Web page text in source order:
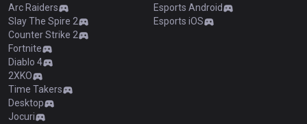
Arc Raiders
Slay The Spire 2
Counter Strike 2
Fortnite
Diablo 4
2XKO
Time Takers
Desktop
Jocuri
Esports Android
Esports iOS